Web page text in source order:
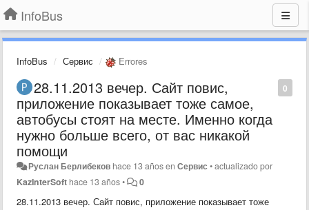
InfoBus
InfoBus Сервис Errores
0
28.11.2013 вечер. Сайт повис,
приложение показывает тоже самое,
автобусы стоят на месте. Именно когда
нужно больше всего, от вас никакой
помощи
Руслан Берлибеков hace 13 añosenСервис •actualizado por
KazInterSoft hace 13 años• 0
28.11.2013 вечер. Сайт повис, приложение показывает тоже